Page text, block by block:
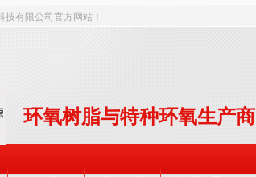
有限公司官方网站！
环氧树脂与特种环氧生产商